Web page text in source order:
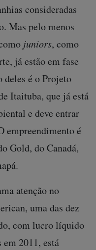
consideradas
Mas pelo menos
juniors, como
já estão em fase
deles é o Projeto
Itaituba, que já está
e deve entrar
empreendimento é
Gold, do Canadá,
atenção no
uma das dez
com lucro líquido
2011, está